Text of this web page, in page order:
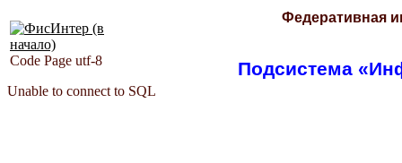
Code Page utf-8
Федеративная
Подсистема
Unable to connect to SQL